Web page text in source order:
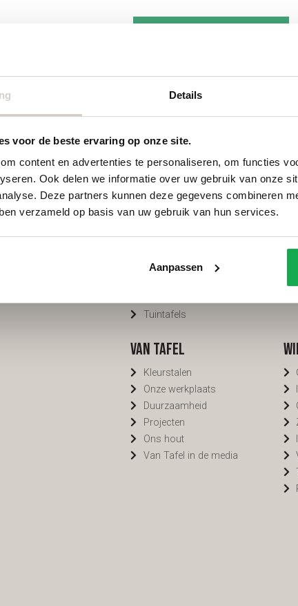
Details
voor de beste ervaring op onze site.
content en advertenties te personaliseren, om functies
Ook delen we informatie over uw gebruik van onze
Deze partners kunnen deze gegevens combineren
verzameld op basis van uw gebruik van hun services.
Aanpassen
20
Categorieën
Ovale tafels
Deens ovale tafels
Fins ovale tafels
Plat ovale tafels
Ronde tafels
Tuintafels
Van Tafel
Kleurstalen
Onze werkplaats
Duurzaamheid
Projecten
Ons hout
Van Tafel in de media